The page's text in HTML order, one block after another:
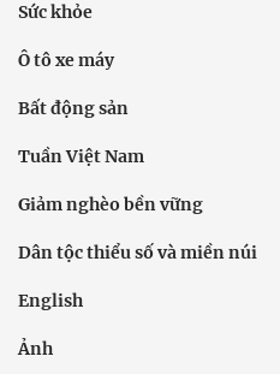
Sức khỏe
Ô tô xe máy
Bất động sản
Tuần Việt Nam
Giảm nghèo bền vững
Dân tộc thiểu số và miền núi
English
Ảnh